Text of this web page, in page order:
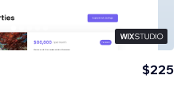
$225